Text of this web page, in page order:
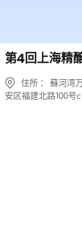
第4回上海精
住所 ： 蘇河湾
安区福建北路100号c